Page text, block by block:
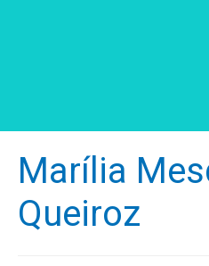
Marília
Queiroz